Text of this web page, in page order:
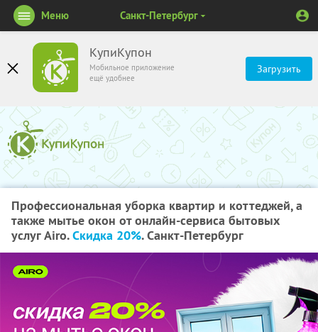
КупиКупон
Мобильное приложение
ещё удобнее
Загрузить
Меню Санкт-Петербург
Профессиональная уборка квартир и коттеджей, а
также мытье окон от онлайн-сервиса бытовых
услуг Airo.Скидка 20%. Санкт-Петербург